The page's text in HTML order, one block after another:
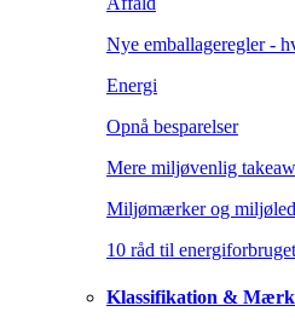
Nye emballageregler -
Energi
Opnå besparelser
Mere miljøvenlig
Miljømærker og
10 råd til energiforbruget
Klassifikation &